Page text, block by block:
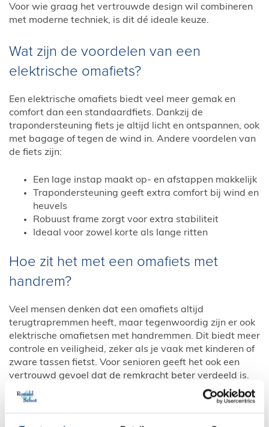
Voor wie graag het vertrouwde design wil combineren
met moderne techniek, is dit dé ideale keuze.
Wat zijn de voordelen van een
elektrische omafiets?
Een elektrische omafiets biedt veel meer gemak en
comfort dan een standaardfiets. Dankzij de
trapondersteuning fiets je altijd licht en ontspannen, ook
met bagage of tegen de wind in. Andere voordelen van
de fiets zijn:
Een lage instap maakt op- en afstappen makkelijk
Trapondersteuning geeft extra comfort bij wind en
heuvels
Robuust frame zorgt voor extra stabiliteit
Ideaal voor zowel korte als lange ritten
Hoe zit het met een omafiets met
handrem?
Veel mensen denken dat een omafiets altijd
terugtrapremmen heeft, maar tegenwoordig zijn er ook
elektrische omafietsen met handremmen. Dit biedt meer
controle en veiligheid, zeker als je vaak met kinderen of
zware tassen fietst. Voor senioren geeft het ook een
vertrouwd gevoel dat de remkracht beter verdeeld is.
Zo combineer je het nostalgische model met moderne
veiligheid.